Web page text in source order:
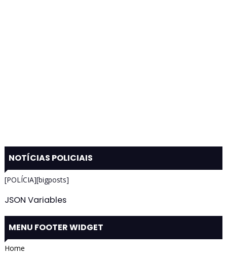
NOTÍCIAS POLICIAIS
[POLÍCIA][bigposts]
JSON Variables
MENU FOOTER WIDGET
Home